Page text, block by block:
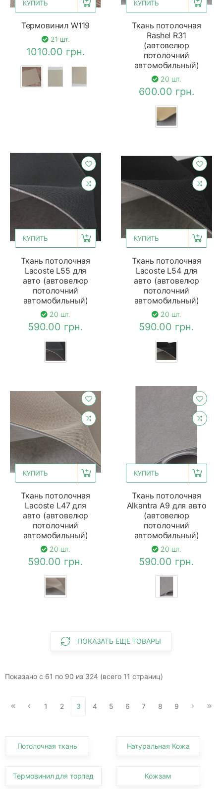
КУПИТЬ
Термовинил W119
21 шт.
1010.00 грн.
КУПИТЬ
Ткань потолочная
Rashel R31
(автовелюр
потолочний
автомобильный)
20 шт.
600.00 грн.
КУПИТЬ
Ткань потолочная
Lacoste L55 для
авто (автовелюр
потолочний
автомобильный)
20 шт.
590.00 грн.
КУПИТЬ
Ткань потолочная
Lacoste L54 для
авто (автовелюр
потолочний
автомобильный)
20 шт.
590.00 грн.
КУПИТЬ
Ткань потолочная
Lacoste L47 для
авто (автовелюр
потолочний
автомобильный)
20 шт.
590.00 грн.
КУПИТЬ
Ткань потолочная
Alkantra A9 для авто
(автовелюр
потолочний
автомобильный)
20 шт.
590.00 грн.
ПОКАЗАТЬ ЕЩЕ ТОВАРЫ
Показано с 61 по 90 из 324 (всего 11 страниц)
1 2 3 4 5 6 7 8 9
Потолочная ткань Натуральная Кожа
Термовинил для торпед Кожзам